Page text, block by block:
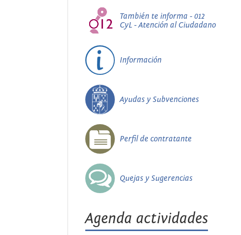
También te informa - 012
CyL - Atención al Ciudadano
Información
Ayudas y Subvenciones
Perfil de contratante
Quejas y Sugerencias
Agenda actividades